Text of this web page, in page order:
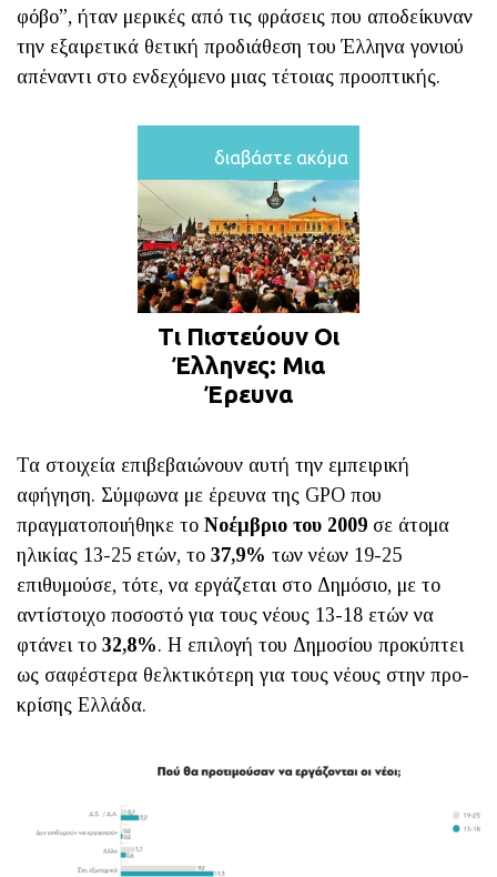
φόβο”, ήταν μερικές από τις φράσεις που αποδείκυναν
την εξαιρετικά θετική προδιάθεση του Έλληνα γονιού
απέναντι στο ενδεχόμενο μιας τέτοιας προοπτικής.
διαβάστε ακόμα
Τι Πιστεύουν Οι
Έλληνες: Μια
Έρευνα
Τα στοιχεία επιβεβαιώνουν αυτή την εμπειρική
αφήγηση. Σύμφωνα με έρευνα της GPO που
πραγματοποιήθηκε το Νοέμβριο του 2009 σε άτομα
ηλικίας 13-25 ετών, το 37,9% των νέων 19-25
επιθυμούσε, τότε, να εργάζεται στο Δημόσιο, με το
αντίστοιχο ποσοστό για τους νέους 13-18 ετών να
φτάνει το 32,8%. Η επιλογή του Δημοσίου προκύπτει
ως σαφέστερα θελκτικότερη για τους νέους στην προ-
κρίσης Ελλάδα.